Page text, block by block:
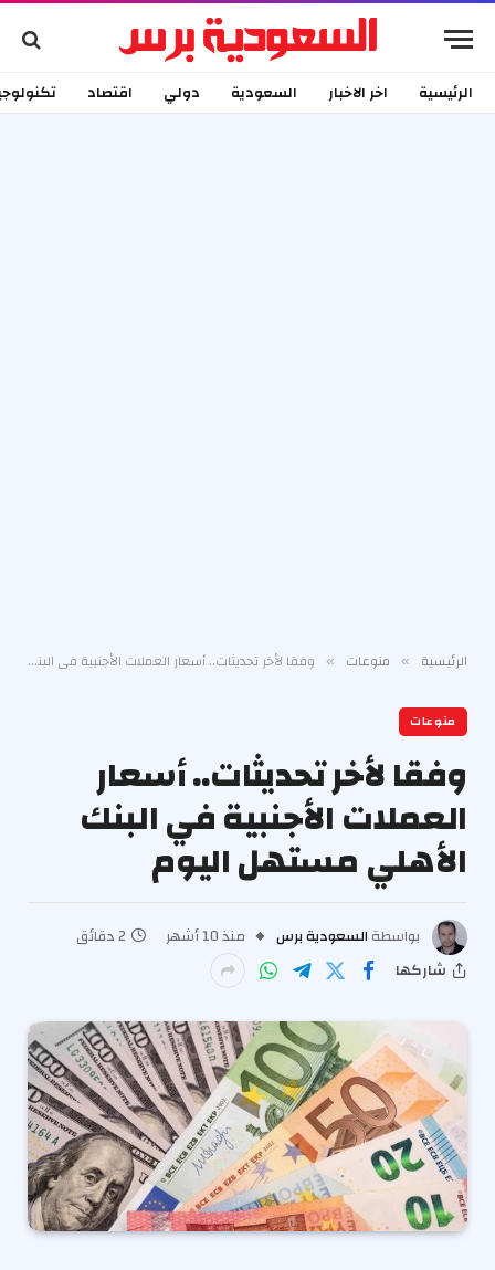
الرئيسية اخر الاخبار السعودية دولي اقتصاد
الرئيسية » منوعات » وفقا لأخر تحديثات.. أسعار العملات الأجنبية في البنك الأهلي مستهل اليوم
منوعات
وفقا لأخر تحديثات.. أسعار
العملات الأجنبية في البنك
الأهلي مستهل اليوم
بواسطة السعودية برس منذ 10 أشهر
2 دقائق
شاركها